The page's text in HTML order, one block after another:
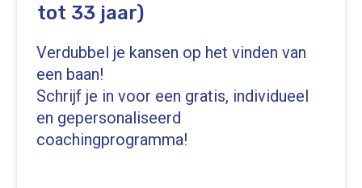
tot 33 jaar)
Verdubbel je kansen op het vinden van
een baan!
Schrijf je in voor een gratis, individueel
en gepersonaliseerd
coachingprogramma!